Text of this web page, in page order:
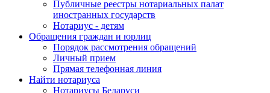
Публичные реестры нотариальных палат
иностранных государств
Нотариус - детям
Обращения граждан и юрлиц
Порядок рассмотрения обращений
Личный прием
Прямая телефонная линия
Найти нотариуса
Нотариусы Беларуси